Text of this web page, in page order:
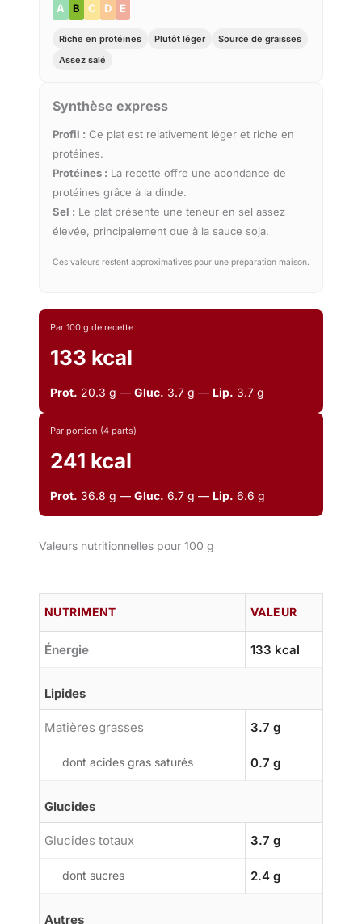
A B C D E
Riche en protéines Plutôt léger
Source de graisses
Assez salé
Synthèse express
Profil : Ce plat est relativement léger et riche en
protéines.
Protéines : La recette offre une abondance de
protéines grâce à la dinde.
Sel : Le plat présente une teneur en sel assez
élevée, principalement due à la sauce soja.
Ces valeurs restent approximatives pour une préparation maison.
Par 100 g de recette
133 kcal
Prot. 20.3 g — Gluc. 3.7 g — Lip. 3.7 g
Par portion (4 parts)
241 kcal
Prot. 36.8 g — Gluc. 6.7 g — Lip. 6.6 g
Valeurs nutritionnelles pour 100 g
NUTRIMENT VALEUR
Énergie 133 kcal
Lipides
Matières grasses 3.7 g
dont acides gras saturés 0.7 g
Glucides
Glucides totaux 3.7 g
dont sucres 2.4 g
Autres